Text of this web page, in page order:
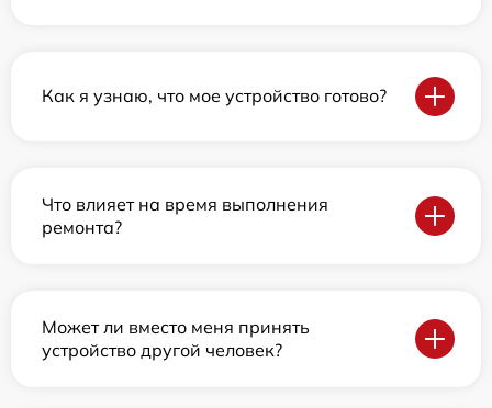
Как я узнаю, что мое устройство готово?
Что влияет на время выполнения
ремонта?
Может ли вместо меня принять
устройство другой человек?